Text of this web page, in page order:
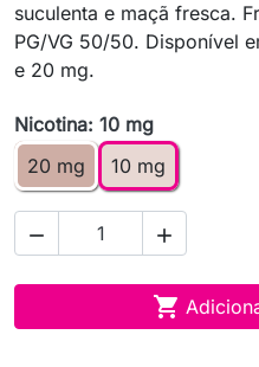
suculenta e maçã fresca.
PG/VG 50/50. Disponível
e 20 mg.
Nicotina: 10 mg
20 mg
10 mg
 
